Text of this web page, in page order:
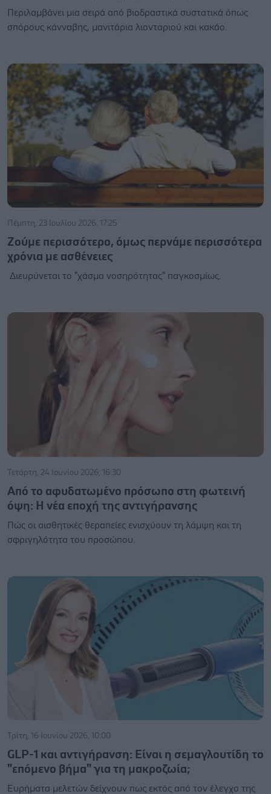
Περιλαμβάνει μια σειρά από βιοδραστικά συστατικά όπως
σπόρους κάνναβης, μανιτάρια λιονταριού και κακάο.
Πέμπτη, 23 Ιουλίου 2026, 17:25
Ζούμε περισσότερο, όμως περνάμε περισσότερα
χρόνια με ασθένειες
Διευρύνεται το "χάσμα νοσηρότητας" παγκοσμίως.
Τετάρτη, 24 Ιουνίου 2026, 16:30
Από το αφυδατωμένο πρόσωπο στη φωτεινή
όψη: H νέα εποχή της αντιγήρανσης
Πώς οι αισθητικές θεραπείες ενισχύουν τη λάμψη και τη
σφριγηλότητα του προσώπου.
Τρίτη, 16 Ιουνίου 2026, 10:00
GLP-1 και αντιγήρανση: Είναι η σεμαγλουτίδη το
"επόμενο βήμα" για τη μακροζωία;
Ευρήματα μελετών δείχνουν πως εκτός από τον έλεγχο της